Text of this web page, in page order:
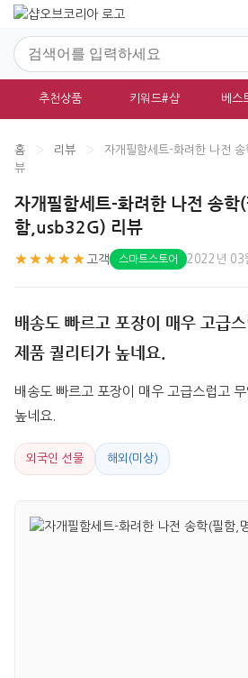
추천상품 키워드#샵 베스
홈 › 리뷰 ›
자개필함세트-화려한 나전
뷰
자개필함세트-화려한 나전 송학
함,usb32G) 리뷰
★★★★★ 고객 스마트스토어 2022년 03
배송도 빠르고 포장이 매우 고급
제품 퀄리티가 높네요.
배송도 빠르고 포장이 매우 고급스럽고
높네요.
외국인 선물 해외(미상)